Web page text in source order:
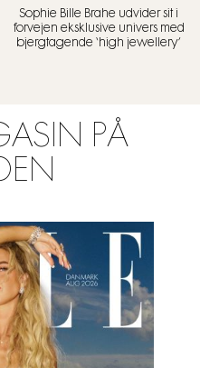
Sophie Bille Brahe udvider sit i
forvejen eksklusive univers med
bjergtagende ‘high jewellery’
PÅ